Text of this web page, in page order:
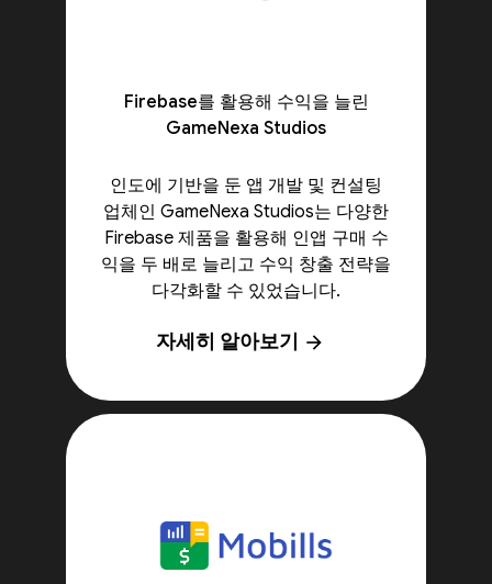
Firebase를 활용해 수익을 늘린
GameNexa Studios
인도에 기반을 둔 앱 개발 및 컨설팅
업체인 GameNexa Studios는 다양한
Firebase 제품을 활용해 인앱 구매 수
익을 두 배로 늘리고 수익 창출 전략을
다각화할 수 있었습니다.
자세히 알아보기 arrow_forward